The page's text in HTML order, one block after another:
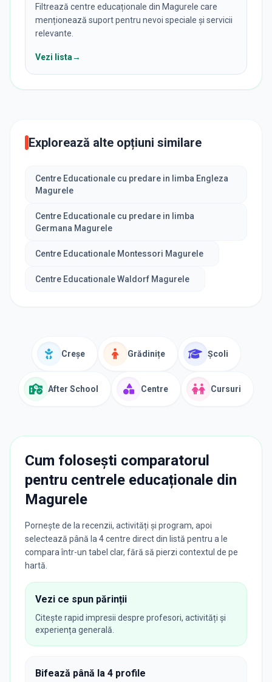
Filtrează centre educaționale din Magurele care
menționează suport pentru nevoi speciale și servicii
relevante.
Vezi lista→
Explorează alte opțiuni similare
Centre Educationale cu predare in limba Engleza
Magurele
Centre Educationale cu predare in limba
Germana Magurele
Centre Educationale Montessori Magurele
Centre Educationale Waldorf Magurele
Creșe Grădinițe Școli
After School Centre Cursuri
Cum folosești comparatorul
pentru centrele educaționale din
Magurele
Pornește de la recenzii, activități și program, apoi
selectează până la 4 centre direct din listă pentru a le
compara într-un tabel clar, fără să pierzi contextul de pe
hartă.
Vezi ce spun părinții
Citește rapid impresii despre profesori, activități și
experiența generală.
Bifează până la 4 profile